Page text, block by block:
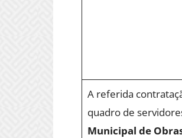
A referida
quadro de
Municipal de